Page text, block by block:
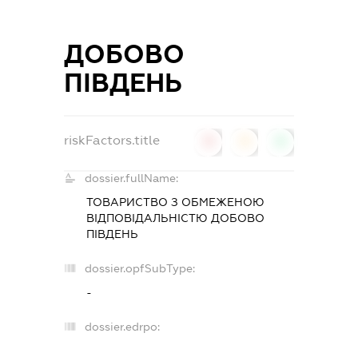
ДОБОВО
ПІВДЕНЬ
riskFactors.title
dossier.fullName:
ТОВАРИСТВО З ОБМЕЖЕНОЮ
ВІДПОВІДАЛЬНІСТЮ ДОБОВО
ПІВДЕНЬ
dossier.opfSubType:
-
dossier.edrpo: